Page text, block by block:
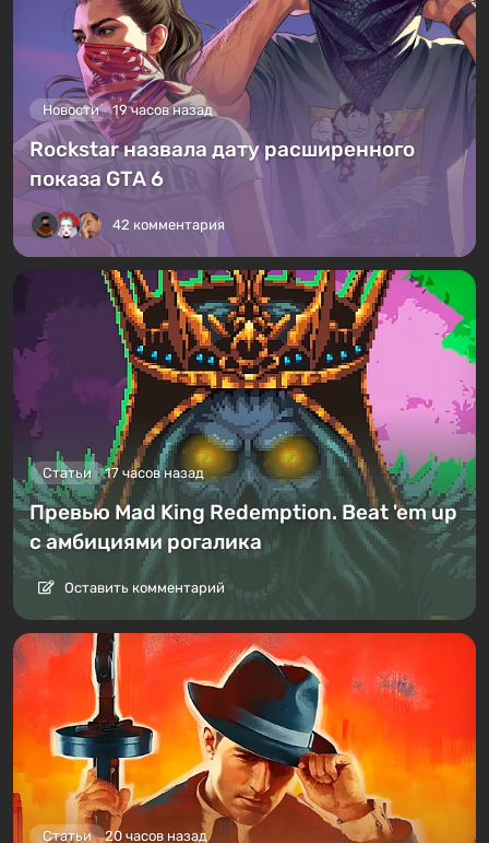
Новости 19 часов назад
Rockstar назвала дату расширенного
показа GTA 6
42 комментария
Статьи 17 часов назад
Превью Mad King Redemption. Beat 'em up
с амбициями рогалика
Оставить комментарий
Статьи 20 часов назад